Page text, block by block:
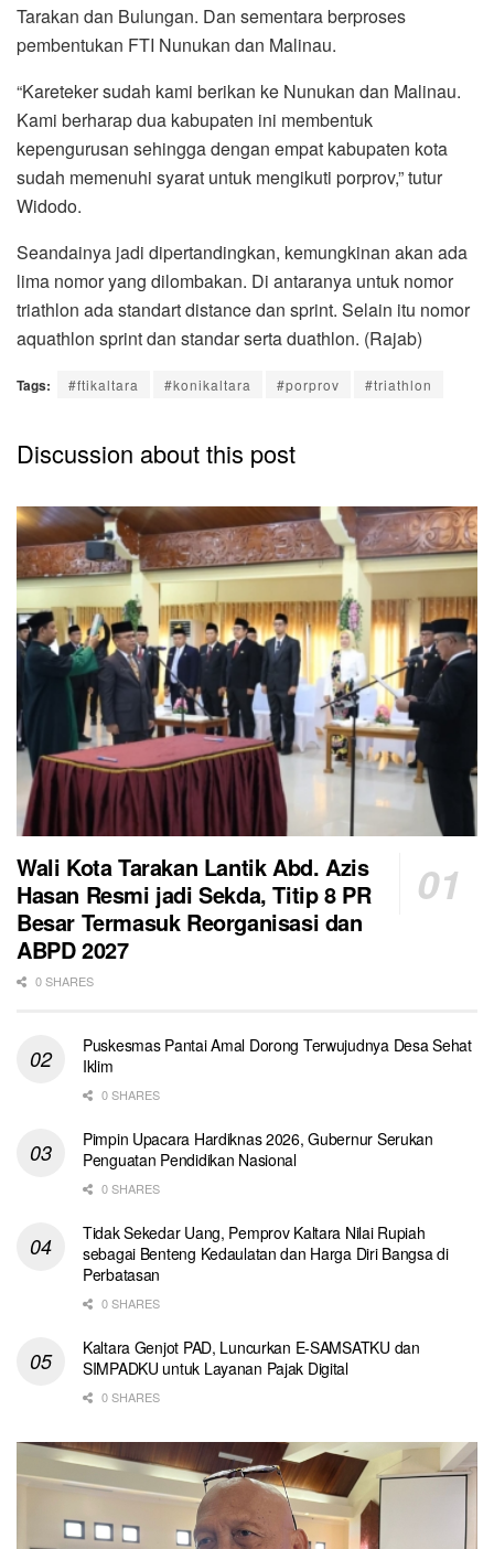
Tarakan dan Bulungan. Dan sementara berproses
pembentukan FTI Nunukan dan Malinau.
“Kareteker sudah kami berikan ke Nunukan dan Malinau.
Kami berharap dua kabupaten ini membentuk
kepengurusan sehingga dengan empat kabupaten kota
sudah memenuhi syarat untuk mengikuti porprov,” tutur
Widodo.
Seandainya jadi dipertandingkan, kemungkinan akan ada
lima nomor yang dilombakan. Di antaranya untuk nomor
triathlon ada standart distance dan sprint. Selain itu nomor
aquathlon sprint dan standar serta duathlon. (Rajab)
Tags: #ftikaltara #konikaltara #porprov #triathlon
Discussion about this post
Wali Kota Tarakan Lantik Abd. Azis
Hasan Resmi jadi Sekda, Titip 8 PR
Besar Termasuk Reorganisasi dan
ABPD 2027
0 SHARES
Puskesmas Pantai Amal Dorong Terwujudnya Desa Sehat
Iklim
0 SHARES
Pimpin Upacara Hardiknas 2026, Gubernur Serukan
Penguatan Pendidikan Nasional
0 SHARES
Tidak Sekedar Uang, Pemprov Kaltara Nilai Rupiah
sebagai Benteng Kedaulatan dan Harga Diri Bangsa di
Perbatasan
0 SHARES
Kaltara Genjot PAD, Luncurkan E-SAMSATKU dan
SIMPADKU untuk Layanan Pajak Digital
0 SHARES